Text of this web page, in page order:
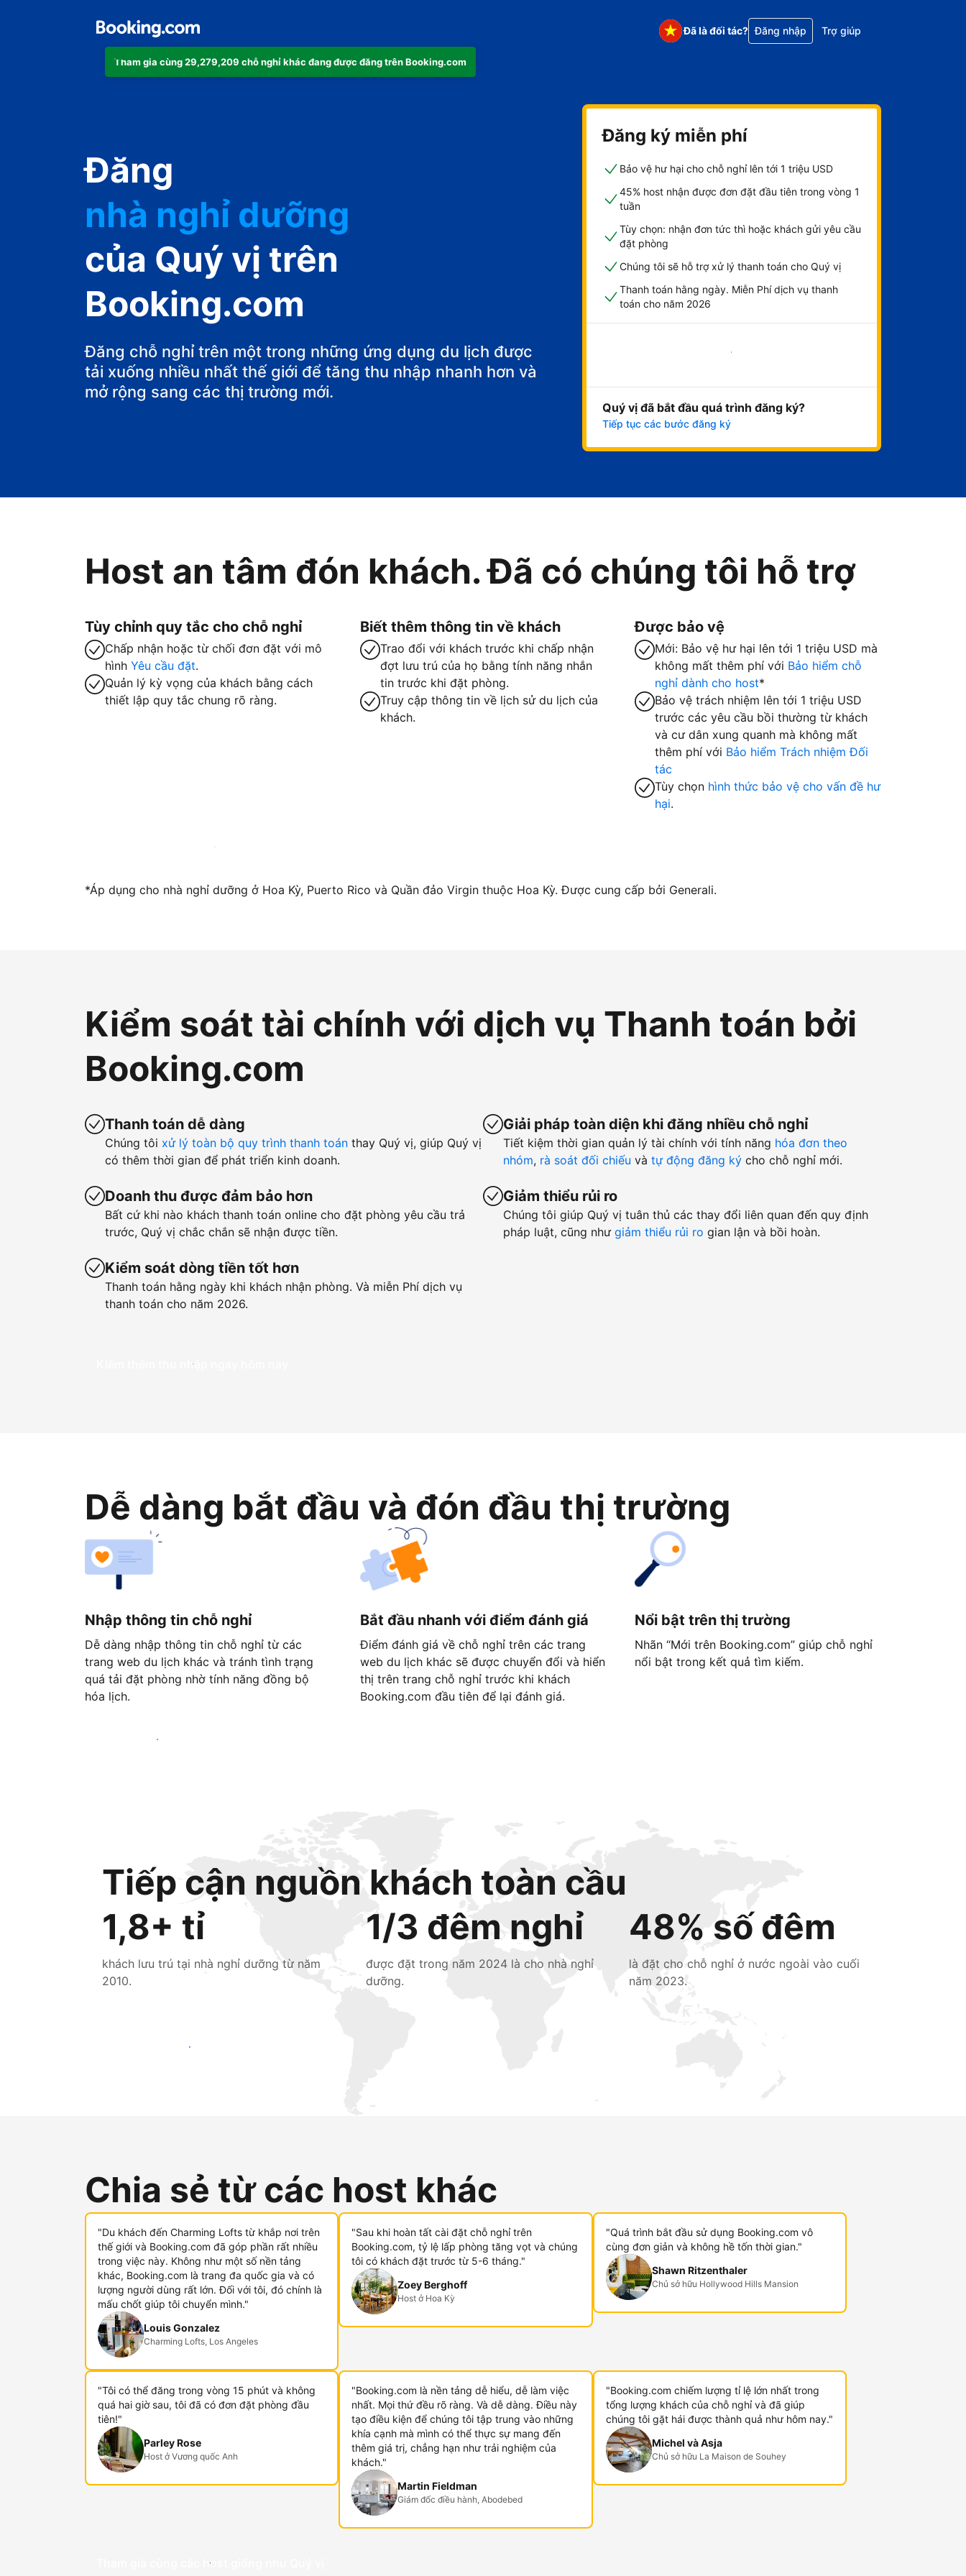
Tham gia cùng 29,279,209 chỗ nghỉ khác đang được đăng trên Booking.com
Đã là đối tác? Đăng nhập Trợ giúp
Đăng
khách sạn
nhà nghỉ dưỡng
guest house
nhà nghỉ B&B
của Quý vị trên
Booking.com
Đăng chỗ nghỉ trên một trong những ứng dụng du lịch được
tải xuống nhiều nhất thế giới để tăng thu nhập nhanh hơn và
mở rộng sang các thị trường mới.
Đăng ký miễn phí
Bảo vệ hư hại cho chỗ nghỉ lên tới 1 triệu USD
45% host nhận được đơn đặt đầu tiên trong vòng 1
tuần
Tùy chọn: nhận đơn tức thì hoặc khách gửi yêu cầu
đặt phòng
Chúng tôi sẽ hỗ trợ xử lý thanh toán cho Quý vị
Thanh toán hằng ngày. Miễn Phí dịch vụ thanh
toán cho năm 2026
Bắt đầu ngay
Quý vị đã bắt đầu quá trình đăng ký?
Tiếp tục các bước đăng ký
Host an tâm đón khách. Đã có chúng tôi hỗ trợ
Tùy chỉnh quy tắc cho chỗ nghỉ
Chấp nhận hoặc từ chối đơn đặt với mô
hình Yêu cầu đặt.
Quản lý kỳ vọng của khách bằng cách
thiết lập quy tắc chung rõ ràng.
Biết thêm thông tin về khách
Trao đổi với khách trước khi chấp nhận
đợt lưu trú của họ bằng tính năng nhắn
tin trước khi đặt phòng.
Truy cập thông tin về lịch sử du lịch của
khách.
Được bảo vệ
Mới: Bảo vệ hư hại lên tới 1 triệu USD mà
không mất thêm phí với Bảo hiểm chỗ
nghỉ dành cho host*
Bảo vệ trách nhiệm lên tới 1 triệu USD
trước các yêu cầu bồi thường từ khách
và cư dân xung quanh mà không mất
thêm phí với Bảo hiểm Trách nhiệm Đối
tác
Tùy chọn hình thức bảo vệ cho vấn đề hư
hại.
Trở thành host với chúng tôi ngay hôm nay
*Áp dụng cho nhà nghỉ dưỡng ở Hoa Kỳ, Puerto Rico và Quần đảo Virgin thuộc Hoa Kỳ. Được cung cấp bởi Generali.
Kiểm soát tài chính với dịch vụ Thanh toán bởi
Booking.com
Thanh toán dễ dàng
Chúng tôi xử lý toàn bộ quy trình thanh toán thay Quý vị, giúp Quý vị
có thêm thời gian để phát triển kinh doanh.
Doanh thu được đảm bảo hơn
Bất cứ khi nào khách thanh toán online cho đặt phòng yêu cầu trả
trước, Quý vị chắc chắn sẽ nhận được tiền.
Kiểm soát dòng tiền tốt hơn
Thanh toán hằng ngày khi khách nhận phòng. Và miễn Phí dịch vụ
thanh toán cho năm 2026.
Giải pháp toàn diện khi đăng nhiều chỗ nghỉ
Tiết kiệm thời gian quản lý tài chính với tính năng hóa đơn theo
nhóm, rà soát đối chiếu và tự động đăng ký cho chỗ nghỉ mới.
Giảm thiểu rủi ro
Chúng tôi giúp Quý vị tuân thủ các thay đổi liên quan đến quy định
pháp luật, cũng như giảm thiểu rủi ro gian lận và bồi hoàn.
Kiếm thêm thu nhập ngay hôm nay
Dễ dàng bắt đầu và đón đầu thị trường
Nhập thông tin chỗ nghỉ
Dễ dàng nhập thông tin chỗ nghỉ từ các
trang web du lịch khác và tránh tình trạng
quá tải đặt phòng nhờ tính năng đồng bộ
hóa lịch.
Bắt đầu nhanh với điểm đánh giá
Điểm đánh giá về chỗ nghỉ trên các trang
web du lịch khác sẽ được chuyển đổi và hiển
thị trên trang chỗ nghỉ trước khi khách
Booking.com đầu tiên để lại đánh giá.
Nổi bật trên thị trường
Nhãn “Mới trên Booking.com” giúp chỗ nghỉ
nổi bật trong kết quả tìm kiếm.
Bắt đầu ngay hôm nay
Tiếp cận nguồn khách toàn cầu
1,8+ tỉ
khách lưu trú tại nhà nghỉ dưỡng từ năm
2010.
1/3 đêm nghỉ
được đặt trong năm 2024 là cho nhà nghỉ
dưỡng.
48% số đêm
là đặt cho chỗ nghỉ ở nước ngoài vào cuối
năm 2023.
Tiếp cận khách mới ngay hôm nay
Chia sẻ từ các host khác
"Du khách đến Charming Lofts từ khắp nơi trên
thế giới và Booking.com đã góp phần rất nhiều
trong việc này. Không như một số nền tảng
khác, Booking.com là trang đa quốc gia và có
lượng người dùng rất lớn. Đối với tôi, đó chính là
mấu chốt giúp tôi chuyển mình."
Louis Gonzalez
Charming Lofts, Los Angeles
"Sau khi hoàn tất cài đặt chỗ nghỉ trên
Booking.com, tỷ lệ lấp phòng tăng vọt và chúng
tôi có khách đặt trước từ 5-6 tháng."
Zoey Berghoff
Host ở Hoa Kỳ
"Quá trình bắt đầu sử dụng Booking.com vô
cùng đơn giản và không hề tốn thời gian."
Shawn Ritzenthaler
Chủ sở hữu Hollywood Hills Mansion
"Tôi có thể đăng trong vòng 15 phút và không
quá hai giờ sau, tôi đã có đơn đặt phòng đầu
tiên!"
Parley Rose
Host ở Vương quốc Anh
"Booking.com là nền tảng dễ hiểu, dễ làm việc
nhất. Mọi thứ đều rõ ràng. Và dễ dàng. Điều này
tạo điều kiện để chúng tôi tập trung vào những
khía cạnh mà mình có thể thực sự mang đến
thêm giá trị, chẳng hạn như trải nghiệm của
khách."
Martin Fieldman
Giám đốc điều hành, Abodebed
"Booking.com chiếm lượng tỉ lệ lớn nhất trong
tổng lượng khách của chỗ nghỉ và đã giúp
chúng tôi gặt hái được thành quả như hôm nay."
Michel và Asja
Chủ sở hữu La Maison de Souhey
Tham gia cùng các host giống như Quý vị